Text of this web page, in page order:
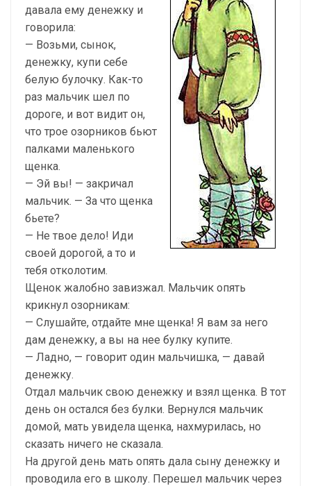
давала ему денежку и
говорила:
— Возьми, сынок,
денежку, купи себе
белую булочку. Как-то
раз мальчик шел по
дороге, и вот видит он,
что трое озорников бьют
палками маленького
щенка.
— Эй вы! — закричал
мальчик. — За что щенка
бьете?
— Не твое дело! Иди
своей дорогой, а то и
тебя отколотим.
Щенок жалобно завизжал. Мальчик опять
крикнул озорникам:
— Слушайте, отдайте мне щенка! Я вам за него
дам денежку, а вы на нее булку купите.
— Ладно, — говорит один мальчишка, — давай
денежку.
Отдал мальчик свою денежку и взял щенка. В тот
день он остался без булки. Вернулся мальчик
домой, мать увидела щенка, нахмурилась, но
сказать ничего не сказала.
На другой день мать опять дала сыну денежку и
проводила его в школу. Перешел мальчик через